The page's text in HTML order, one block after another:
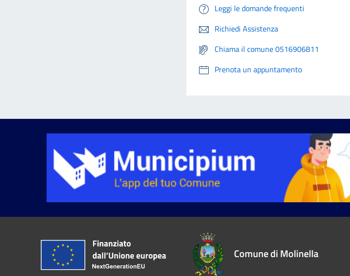
Leggi le domande frequenti
Richiedi Assistenza
Chiama il comune 0516906811
Prenota un appuntamento
Comune di Molinella